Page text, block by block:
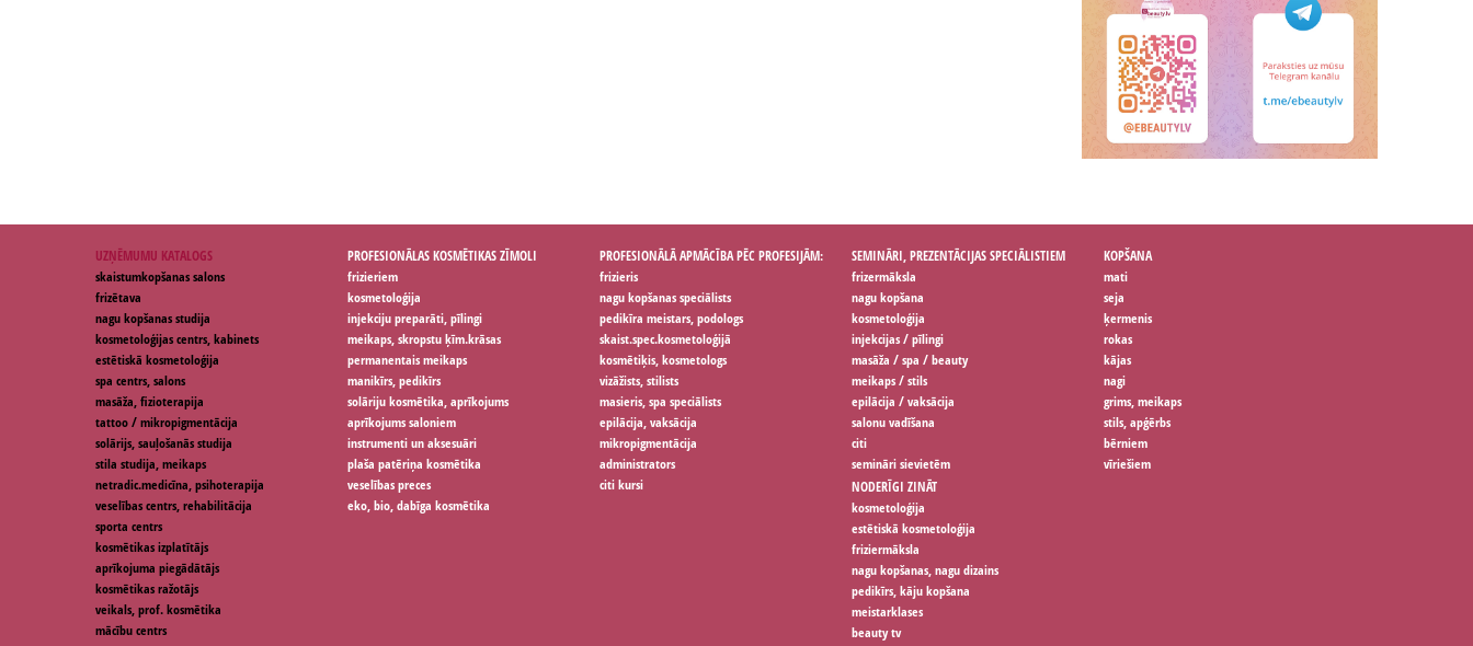
UZŅĒMUMU KATALOGS
skaistumkopšanas salons
frizētava
nagu kopšanas studija
kosmetoloģijas centrs, kabinets
estētiskā kosmetoloģija
spa centrs, salons
masāža, fizioterapija
tattoo / mikropigmentācija
solārijs, sauļošanās studija
stila studija, meikaps
netradic.medicīna, psihoterapija
veselības centrs, rehabilitācija
sporta centrs
kosmētikas izplatītājs
aprīkojuma piegādātājs
kosmētikas ražotājs
veikals, prof. kosmētika
mācību centrs
PROFESIONĀLAS KOSMĒTIKAS ZĪMOLI
frizieriem
kosmetoloģija
injekciju preparāti, pīlingi
meikaps, skropstu ķīm.krāsas
permanentais meikaps
manikīrs, pedikīrs
solāriju kosmētika, aprīkojums
aprīkojums saloniem
instrumenti un aksesuāri
plaša patēriņa kosmētika
veselības preces
eko, bio, dabīga kosmētika
PROFESIONĀLĀ APMĀCĪBA PĒC PROFESIJĀM:
frizieris
nagu kopšanas speciālists
pedikīra meistars, podologs
skaist.spec.kosmetoloģijā
kosmētiķis, kosmetologs
vizāžists, stilists
masieris, spa speciālists
epilācija, vaksācija
mikropigmentācija
administrators
citi kursi
SEMINĀRI, PREZENTĀCIJAS SPECIĀLISTIEM
frizermāksla
nagu kopšana
kosmetoloģija
injekcijas / pīlingi
masāža / spa / beauty
meikaps / stils
epilācija / vaksācija
salonu vadīšana
citi
semināri sievietēm
KOPŠANA
mati
seja
ķermenis
rokas
kājas
nagi
grims, meikaps
stils, apģērbs
bērniem
vīriešiem
NODERĪGI ZINĀT
kosmetoloģija
estētiskā kosmetoloģija
friziermāksla
nagu kopšanas, nagu dizains
pedikīrs, kāju kopšana
meistarklases
beauty tv